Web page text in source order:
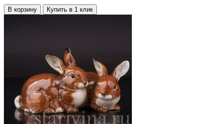
В корзину Купить в 1 клик